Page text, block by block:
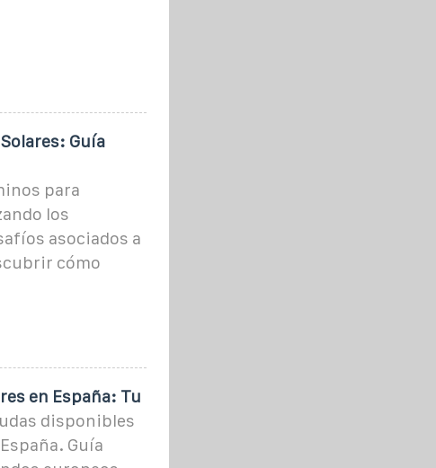
Guía
para
los
asociados a
cómo
en España: Tu
disponibles
Guía